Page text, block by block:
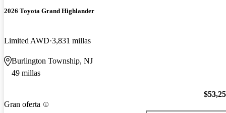
2026 Toyota Grand Highlander
Limited AWD 3,831 millas
Burlington Township, NJ
49 millas
Gran oferta